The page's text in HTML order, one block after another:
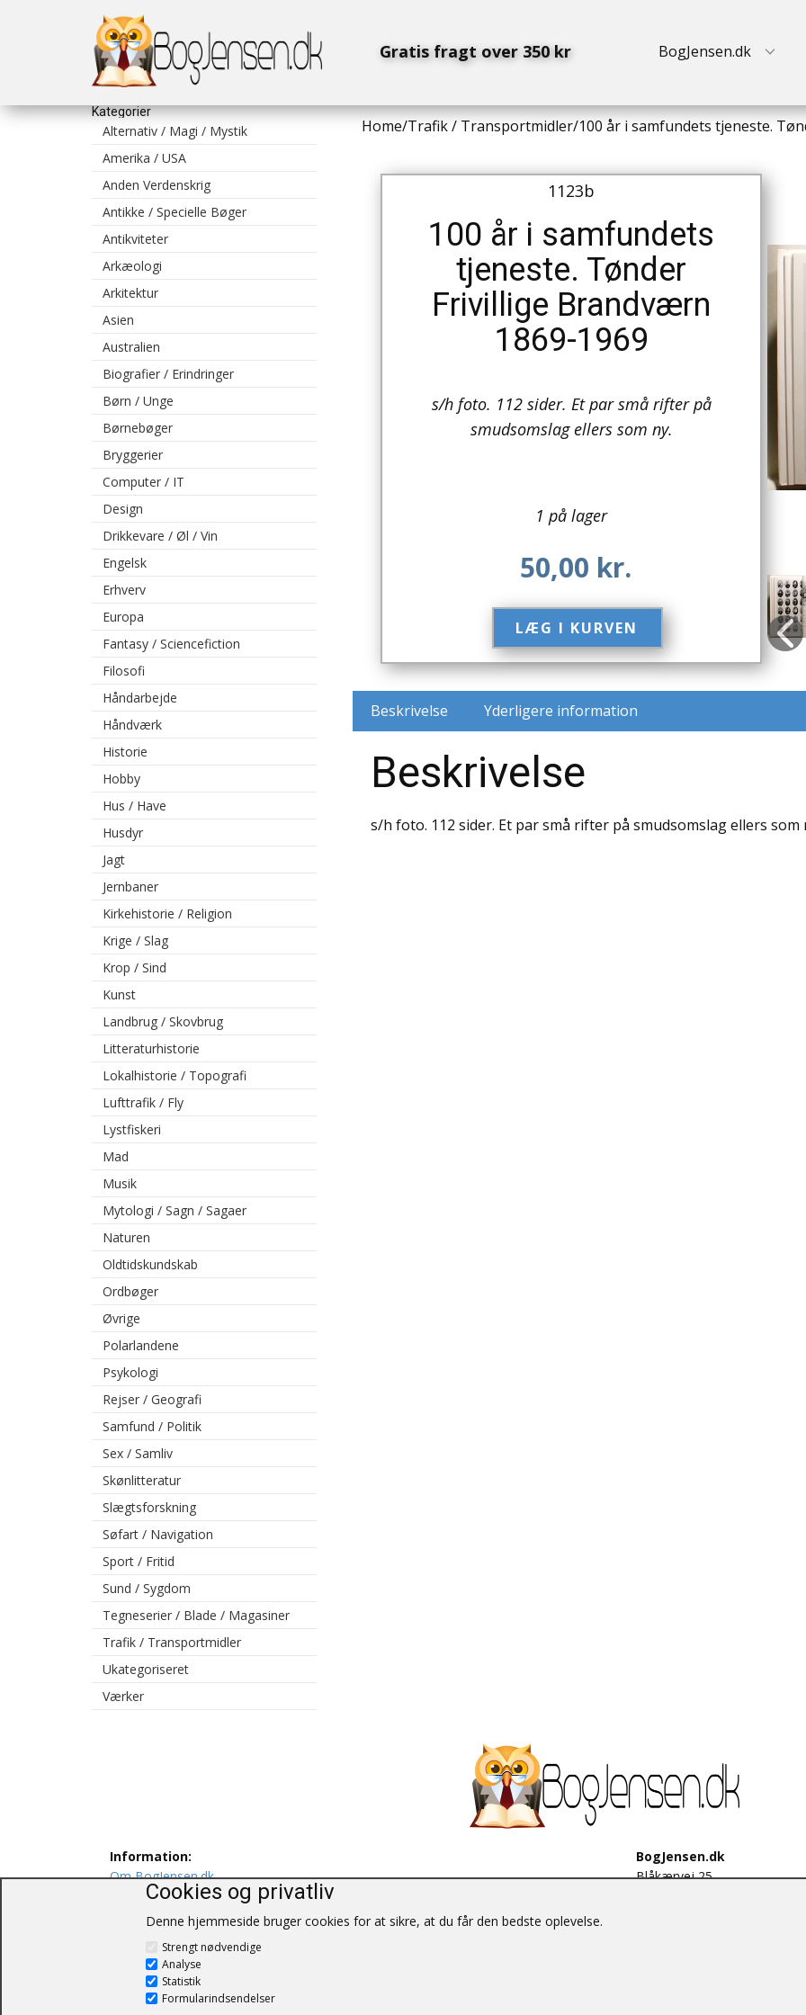
BogJensen.dk
Gratis fragt over 350 kr
Kategorier
Alternativ / Magi / Mystik
Amerika / USA
Anden Verdenskrig
Antikke / Specielle Bøger
Antikviteter
Arkæologi
Arkitektur
Asien
Australien
Biografier / Erindringer
Børn / Unge
Børnebøger
Bryggerier
Computer / IT
Design
Drikkevare / Øl / Vin
Engelsk
Erhverv
Europa
Fantasy / Sciencefiction
Filosofi
Håndarbejde
Håndværk
Historie
Hobby
Hus / Have
Husdyr
Jagt
Jernbaner
Kirkehistorie / Religion
Krige / Slag
Krop / Sind
Kunst
Landbrug / Skovbrug
Litteraturhistorie
Lokalhistorie / Topografi
Lufttrafik / Fly
Lystfiskeri
Mad
Musik
Mytologi / Sagn / Sagaer
Naturen
Oldtidskundskab
Ordbøger
Øvrige
Polarlandene
Psykologi
Rejser / Geografi
Samfund / Politik
Sex / Samliv
Skønlitteratur
Slægtsforskning
Søfart / Navigation
Sport / Fritid
Sund / Sygdom
Tegneserier / Blade / Magasiner
Trafik / Transportmidler
Ukategoriseret
Værker
Home/Trafik / Transportmidler/100 år i samfundets tjeneste.
1123b
100 år i samfundets
tjeneste. Tønder
Frivillige Brandværn
1869-1969
s/h foto. 112 sider. Et par små rifter på
smudsomslag ellers som ny.
1 på lager
50,00 kr.
LÆG I KURVEN​
Beskrivelse Yderligere information
Beskrivelse
s/h foto. 112 sider. Et par små rifter på smudsomslag ellers som
Information:
Om BogJensen.dk
Levering
Persondatapolitik
Salgs og leveringsbetingelser
Kontakt os
BogJensen.dk
Blåkærvej 25
Cookies og privatliv
Denne hjemmeside bruger cookies for at sikre, at du får den bedste oplevelse.
Strengt nødvendige
Analyse
Statistik
Formularindsendelser